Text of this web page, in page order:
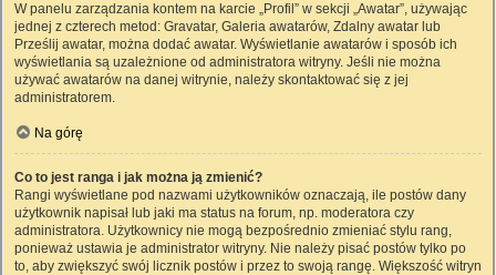
W panelu zarządzania kontem na karcie „Profil” w sekcji „Awatar”, używając
jednej z czterech metod: Gravatar, Galeria awatarów, Zdalny awatar lub
Prześlij awatar, można dodać awatar. Wyświetlanie awatarów i sposób ich
wyświetlania są uzależnione od administratora witryny. Jeśli nie można
używać awatarów na danej witrynie, należy skontaktować się z jej
administratorem.
Na górę
Co to jest ranga i jak można ją zmienić?
Rangi wyświetlane pod nazwami użytkowników oznaczają, ile postów dany
użytkownik napisał lub jaki ma status na forum, np. moderatora czy
administratora. Użytkownicy nie mogą bezpośrednio zmieniać stylu rang,
ponieważ ustawia je administrator witryny. Nie należy pisać postów tylko po
to, aby zwiększyć swój licznik postów i przez to swoją rangę. Większość witryn